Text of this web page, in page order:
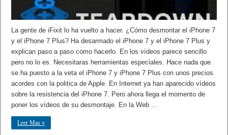
La gente de iFixit lo ha vuelto a hacer. ¿Cómo desmontar el iPhone 7
y el iPhone 7 Plus? Ha desarmado el iPhone 7 y el iPhone 7 Plus y
explican paso a paso como hacerlo. En los vídeos parece sencillo
pero no lo es. Necesitaras herramientas especiales. Hace nada que
se ha puesto a la veta el iPhone 7 y iPhone 7 Plus con unos precios
acordes con la politica de Apple. En Internet ya han aparecido vídeos
sobre la resistencia del iPhone 7. Pero ahora llega el momento de
poner los vídeos de su desmontaje. En la Web …
Leer Mas »